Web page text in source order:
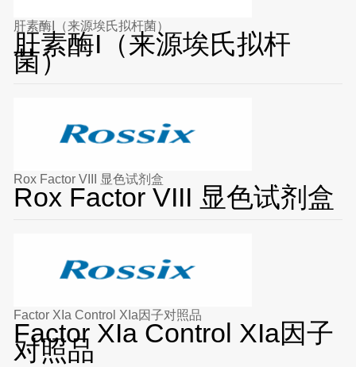
肝素酶I（来源埃氏拟杆菌）
肝素酶I（来源埃氏拟杆
菌）
Rox Factor VIII 显色试剂盒
Rox Factor VIII 显色试剂盒
Factor XIa Control XIa因子对照品
Factor XIa Control XIa因子
对照品